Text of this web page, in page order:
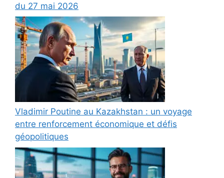
du 27 mai 2026
Vladimir Poutine au Kazakhstan : un voyage
entre renforcement économique et défis
géopolitiques